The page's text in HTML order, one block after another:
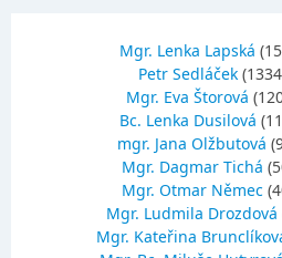
Mgr. Lenka Lapská
Petr Sedláček
Mgr. Eva Štorová
Bc. Lenka Dusilová
mgr. Jana Olžbutová
Mgr. Dagmar Tichá
Mgr. Otmar Němec
Mgr. Ludmila Drozdová
Mgr. Kateřina